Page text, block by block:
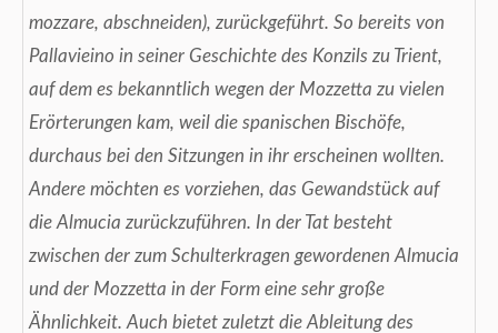
mozzare, abschneiden), zurückgeführt. So bereits von
Pallavieino in seiner Geschichte des Konzils zu Trient,
auf dem es bekanntlich wegen der Mozzetta zu vielen
Erörterungen kam, weil die spanischen Bischöfe,
durchaus bei den Sitzungen in ihr erscheinen wollten.
Andere möchten es vorziehen, das Gewandstück auf
die Almucia zurückzuführen. In der Tat besteht
zwischen der zum Schulterkragen gewordenen Almucia
und der Mozzetta in der Form eine sehr große
Ähnlichkeit. Auch bietet zuletzt die Ableitung des